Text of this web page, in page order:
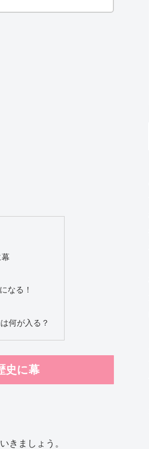
なる！
何が入る？
史に幕
きましょう。